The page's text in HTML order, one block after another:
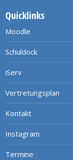
Quicklinks
Moodle
Schuldock
iServ
Vertretungsplan
Kontakt
Instagram
Termine